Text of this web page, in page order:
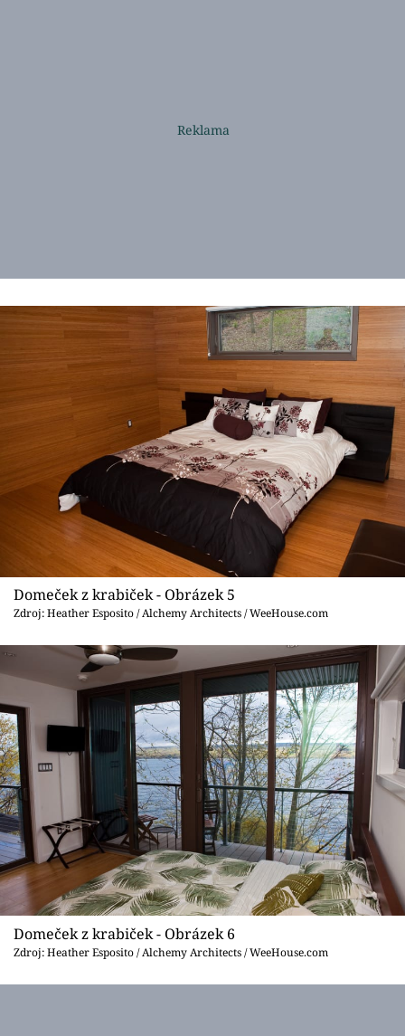
Domeček z krabiček - Obrázek 5
Zdroj: Heather Esposito / Alchemy Architects / WeeHouse.com
Domeček z krabiček - Obrázek 6
Zdroj: Heather Esposito / Alchemy Architects / WeeHouse.com